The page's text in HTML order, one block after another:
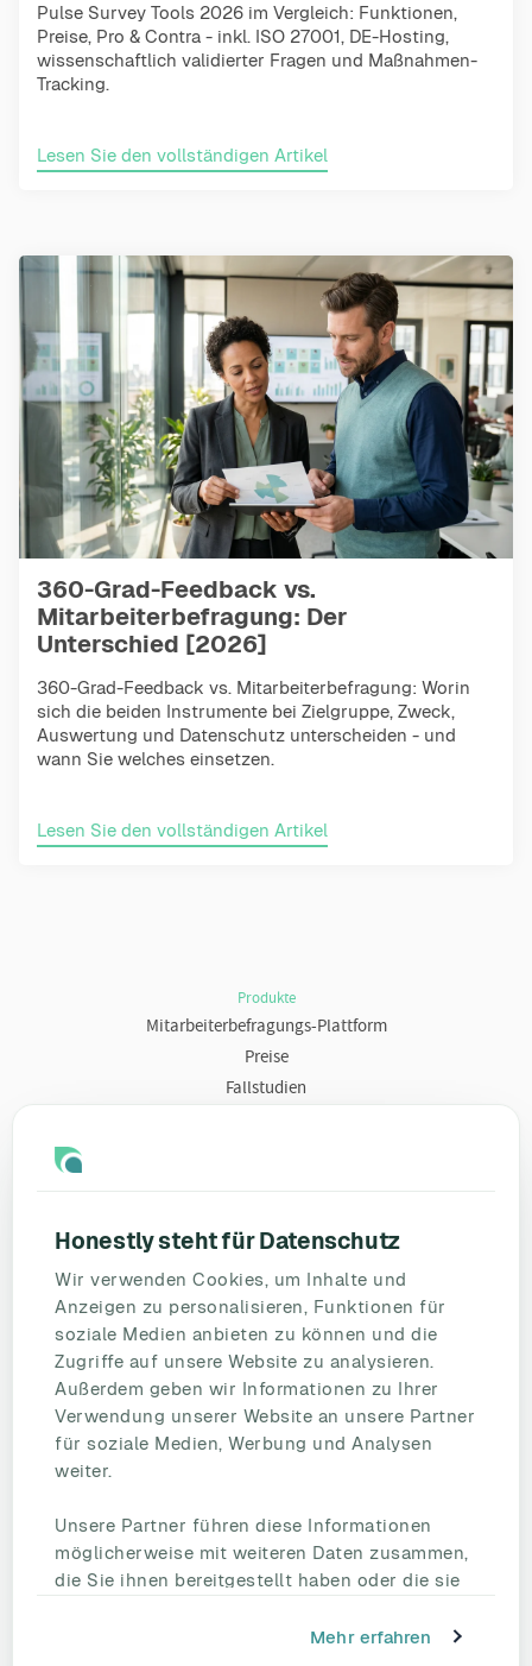
Honestly steht für Datenschutz
Wir verwenden Cookies, um Inhalte und
Anzeigen zu personalisieren, Funktionen für
soziale Medien anbieten zu können und die
Zugriffe auf unsere Website zu analysieren.
Außerdem geben wir Informationen zu Ihrer
Verwendung unserer Website an unsere Partner
für soziale Medien, Werbung und Analysen
weiter.
Unsere Partner führen diese Informationen
möglicherweise mit weiteren Daten zusammen,
die Sie ihnen bereitgestellt haben oder die sie
Mehr erfahren
Pulse Survey Tools 2026 im Vergleich: Funktionen,
Preise, Pro & Contra - inkl. ISO 27001, DE-Hosting,
wissenschaftlich validierter Fragen und Maßnahmen-
Tracking.
Lesen Sie den vollständigen Artikel
360-Grad-Feedback vs.
Mitarbeiterbefragung: Der
Unterschied [2026]
360-Grad-Feedback vs. Mitarbeiterbefragung: Worin
sich die beiden Instrumente bei Zielgruppe, Zweck,
Auswertung und Datenschutz unterscheiden - und
wann Sie welches einsetzen.
Lesen Sie den vollständigen Artikel
Produkte
Mitarbeiterbefragungs-Plattform
Preise
Fallstudien
Umfragevorlagen
Mitarbeiterbefragung
Mitarbeiterzufriedenheit
eNPS
Employee Engagement
Status Page
Unternehmen
Über uns
Reden Sie mit uns
Kontakt